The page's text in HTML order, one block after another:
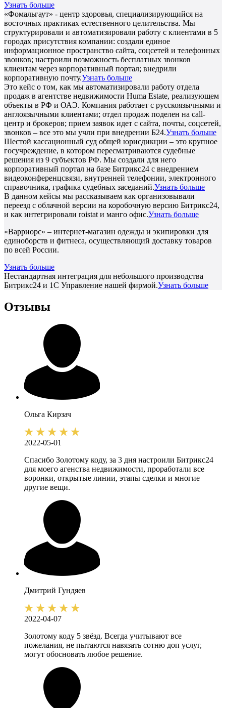
Узнать больше
«Фомальгаут» - центр здоровья, специализирующийся на
восточных практиках естественного целительства. Мы
структурировали и автоматизировали работу с клиентами в 5
городах присутствия компании: создали единое
информационное пространство сайта, соцсетей и телефонных
звонков; настроили возможность бесплатных звонков
клиентам через корпоративный портал; внедрили
корпоративную почту.Узнать больше
Это кейс о том, как мы автоматизировали работу отдела
продаж в агентстве недвижимости Huma Estate, реализующем
объекты в РФ и ОАЭ. Компания работает с русскоязычными и
англоязычными клиентами; отдел продаж поделен на call-
центр и брокеров; прием заявок идет с сайта, почты, соцсетей,
звонков – все это мы учли при внедрении Б24.Узнать больше
Шестой кассационный суд общей юрисдикции – это крупное
госучреждение, в котором пересматриваются судебные
решения из 9 субъектов РФ. Мы создали для него
корпоративный портал на базе Битрикс24 с внедрением
видеоконференцсвязи, внутренней телефонии, электронного
справочника, графика судебных заседаний.Узнать больше
В данном кейсы мы рассказываем как организовывали
переезд с облачной версии на коробочную версию Битрикс24,
и как интегрировали roistat и манго офис.Узнать больше
«Варриорс» – интернет-магазин одежды и экипировки для
единоборств и фитнеса, осуществляющий доставку товаров
по всей России.
Узнать больше
Нестандартная интеграция для небольшого производства
Битрикс24 и 1С Управление нашей фирмой.Узнать больше
Отзывы
Ольга Кирзач
2022-05-01
Спасибо Золотому коду, за 3 дня настроили Битрикс24
для моего агенства недвижимости, проработали все
воронки, открытые линии, этапы сделки и многие
другие вещи.
Дмитрий Гундяев
2022-04-07
Золотому коду 5 звёзд. Всегда учитывают все
пожелания, не пытаются навязать сотню доп услуг,
могут обосновать любое решение.